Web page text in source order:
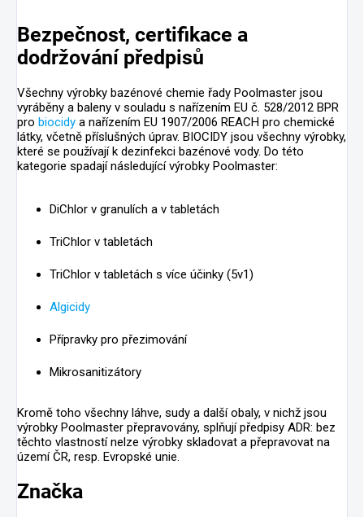
Bezpečnost, certifikace a
dodržování předpisů
Všechny výrobky bazénové chemie řady Poolmaster jsou
vyráběny a baleny v souladu s nařízením EU č. 528/2012 BPR
pro biocidy a nařízením EU 1907/2006 REACH pro chemické
látky, včetně příslušných úprav. BIOCIDY jsou všechny výrobky,
které se používají k dezinfekci bazénové vody. Do této
kategorie spadají následující výrobky Poolmaster:
DiChlor v granulích a v tabletách
TriChlor v tabletách
TriChlor v tabletách s více účinky (5v1)
Algicidy
Přípravky pro přezimování
Mikrosanitizátory
Kromě toho všechny láhve, sudy a další obaly, v nichž jsou
výrobky Poolmaster přepravovány, splňují předpisy ADR: bez
těchto vlastností nelze výrobky skladovat a přepravovat na
území ČR, resp. Evropské unie.
Značka